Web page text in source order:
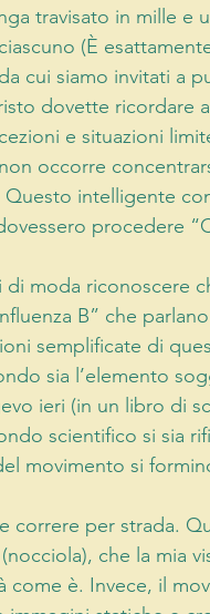
travisato in mille e
(È
cui siamo invitati a
dovette ricordare
e situazioni
occorre
Questo intelligente
procedere
moda riconoscere
B” che
semplificate di
sia l’elemento
ieri (in un libro di
scientifico si sia
movimento si
correre per strada.
che la mia
come è. Invece, il